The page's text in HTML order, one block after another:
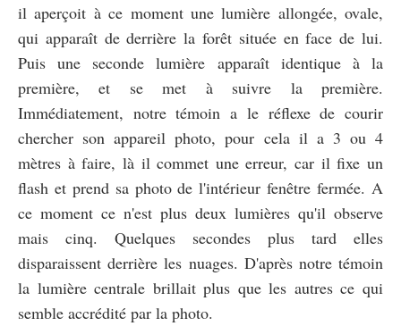
il aperçoit à ce moment une lumière allongée, ovale,
qui apparaît de derrière la forêt située en face de lui.
Puis une seconde lumière apparaît identique à la
première, et se met à suivre la première.
Immédiatement, notre témoin a le réflexe de courir
chercher son appareil photo, pour cela il a 3 ou 4
mètres à faire, là il commet une erreur, car il fixe un
flash et prend sa photo de l'intérieur fenêtre fermée. A
ce moment ce n'est plus deux lumières qu'il observe
mais cinq. Quelques secondes plus tard elles
disparaissent derrière les nuages. D'après notre témoin
la lumière centrale brillait plus que les autres ce qui
semble accrédité par la photo.